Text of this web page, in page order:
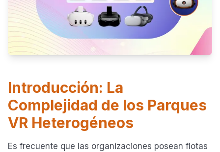
Introducción: La
Complejidad de los Parques
VR Heterogéneos
Es frecuente que las organizaciones posean flotas